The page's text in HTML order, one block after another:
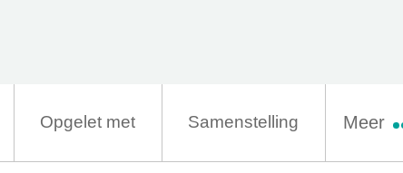
Opgelet met Samenstelling Meer